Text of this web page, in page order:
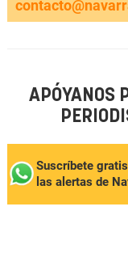
APÓYANOS
Suscríbete
las alertas de